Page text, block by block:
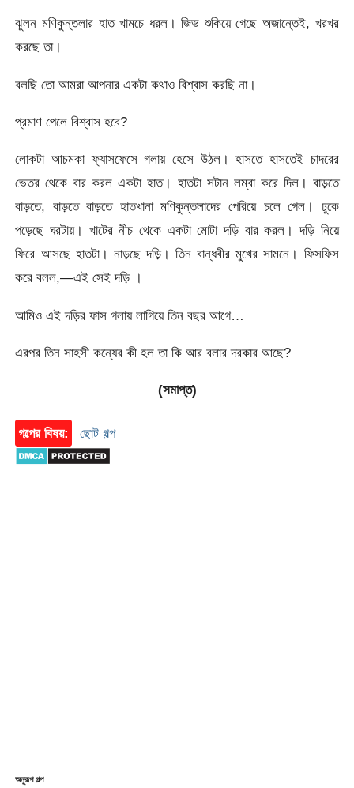
ঝুলন মণিকুন্তলার হাত খামচে ধরল। জিভ শুকিয়ে গেছে অজান্তেই, খরখর
করছে তা।
বলছি তাে আমরা আপনার একটা কথাও বিশ্বাস করছি না।
প্রমাণ পেলে বিশ্বাস হবে?
লােকটা আচমকা ফ্যাসফেসে গলায় হেসে উঠল। হাসতে হাসতেই চাদরের
ভেতর থেকে বার করল একটা হাত। হাতটা সটান লম্বা করে দিল। বাড়তে
বাড়তে, বাড়তে বাড়তে হাতখানা মণিকুন্তলাদের পেরিয়ে চলে গেল। ঢুকে
পড়েছে ঘরটায়। খাটের নীচ থেকে একটা মােটা দড়ি বার করল। দড়ি নিয়ে
ফিরে আসছে হাতটা। নাড়ছে দড়ি। তিন বান্ধবীর মুখের সামনে। ফিসফিস
করে বলল,—এই সেই দড়ি ।
আমিও এই দড়ির ফাস গলায় লাগিয়ে তিন বছর আগে…
এরপর তিন সাহসী কন্যের কী হল তা কি আর বলার দরকার আছে?
(সমাপ্ত)
গল্পের বিষয়: ছোট গল্প
অনুরূপ গল্প